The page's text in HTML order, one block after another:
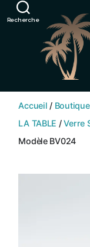
Showroom de Bali,
Recherche
Accueil / Boutique
LA TABLE /Verre
Modèle BV024